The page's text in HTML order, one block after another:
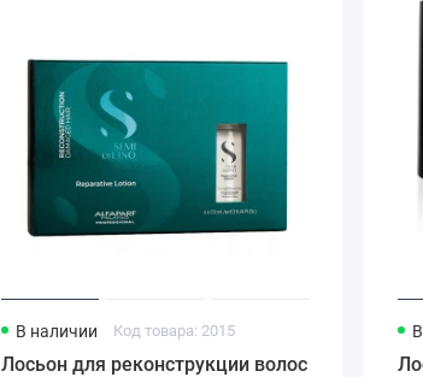
В наличии Код товара: 2015
Лосьон для реконструкции волос